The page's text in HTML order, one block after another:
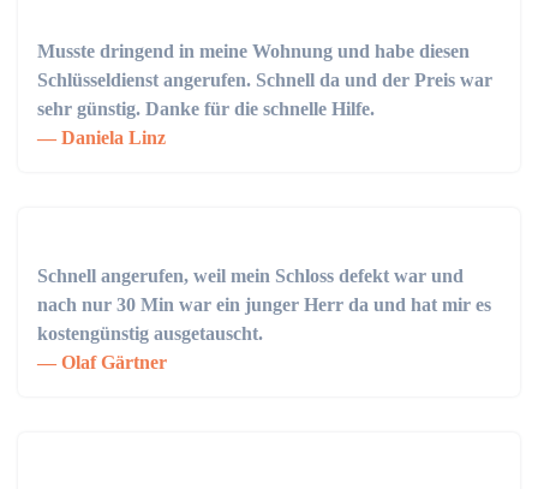
Musste dringend in meine Wohnung und habe diesen
Schlüsseldienst angerufen. Schnell da und der Preis war
sehr günstig. Danke für die schnelle Hilfe.
Daniela Linz
Schnell angerufen, weil mein Schloss defekt war und
nach nur 30 Min war ein junger Herr da und hat mir es
kostengünstig ausgetauscht.
Olaf Gärtner